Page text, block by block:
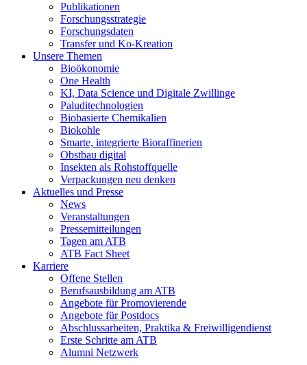
Publikationen
Forschungsstrategie
Forschungsdaten
Transfer und Ko-Kreation
Unsere Themen
Bioökonomie
One Health
KI, Data Science und Digitale Zwillinge
Paluditechnologien
Biobasierte Chemikalien
Biokohle
Smarte, integrierte Bioraffinerien
Obstbau digital
Insekten als Rohstoffquelle
Verpackungen neu denken
Aktuelles und Presse
News
Veranstaltungen
Pressemitteilungen
Tagen am ATB
ATB Fact Sheet
Karriere
Offene Stellen
Berufsausbildung am ATB
Angebote für Promovierende
Angebote für Postdocs
Abschlussarbeiten, Praktika & Freiwilligendienst
Erste Schritte am ATB
Alumni Netzwerk